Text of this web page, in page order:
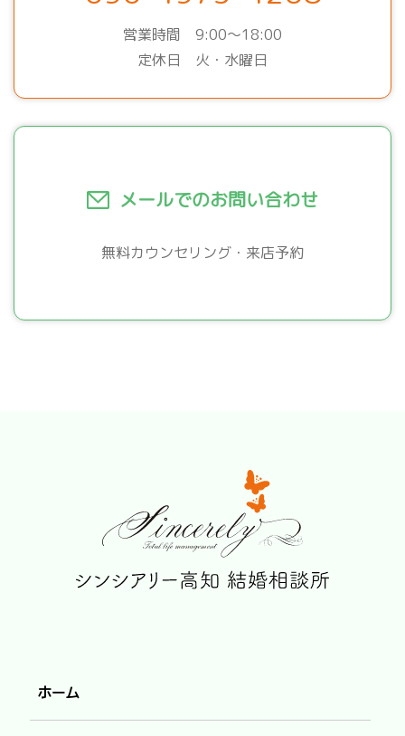
営業時間 9:00～18:00
定休日 火・水曜日
メールでのお問い合わせ
無料カウンセリング・来店予約
ホーム